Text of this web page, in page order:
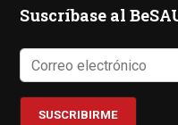
Suscríbase al